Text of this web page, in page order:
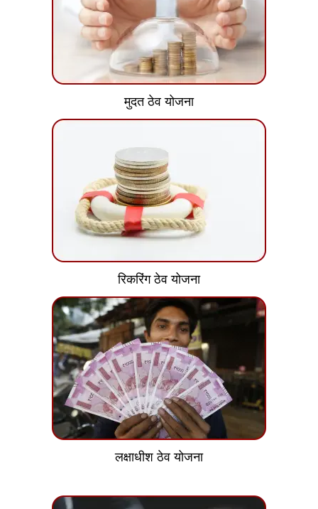
मुदत ठेव योजना
रिकरिंग ठेव योजना
लक्षाधीश ठेव योजना